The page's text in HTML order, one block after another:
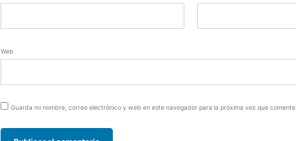
Web
Guarda mi nombre, correo electrónico y web en este navegador para la próxima vez que comente.